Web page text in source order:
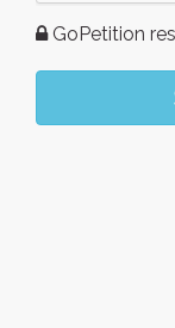
GoPetition